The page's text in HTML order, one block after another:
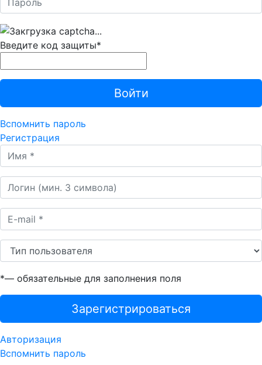
Введите код защиты*
Войти
Вспомнить пароль
Регистрация
*— обязательные для заполнения поля
Зарегистрироваться
Авторизация
Вспомнить пароль